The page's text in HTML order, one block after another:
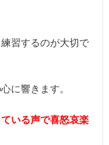
習するのが大切で
に響きます。
いる声で喜怒哀楽